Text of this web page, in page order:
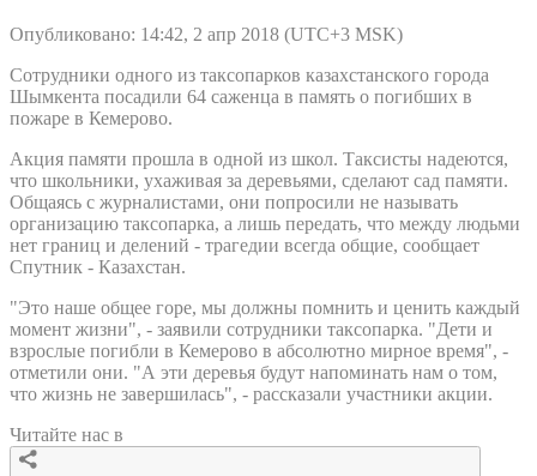
Опубликовано: 14:42, 2 апр 2018 (UTC+3 MSK)
Сотрудники одного из таксопарков казахстанского города
Шымкента посадили 64 саженца в память о погибших в
пожаре в Кемерово.
Акция памяти прошла в одной из школ. Таксисты надеются,
что школьники, ухаживая за деревьями, сделают сад памяти.
Общаясь с журналистами, они попросили не называть
организацию таксопарка, а лишь передать, что между людьми
нет границ и делений - трагедии всегда общие, сообщает
Спутник - Казахстан.
"Это наше общее горе, мы должны помнить и ценить каждый
момент жизни", - заявили сотрудники таксопарка. "Дети и
взрослые погибли в Кемерово в абсолютно мирное время", -
отметили они. "А эти деревья будут напоминать нам о том,
что жизнь не завершилась", - рассказали участники акции.
Читайте нас в